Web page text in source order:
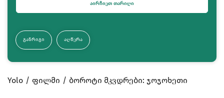
ᲐᲘᲠᲩᲘᲔᲗ ᲗᲐᲠᲘᲦᲘ
ᲒᲐᲜᲠᲘᲒᲘ ᲐᲦᲬᲔᲠᲐ
Yolo ფილმი ბოროტი მკვდრები: ჯოჯოხეთი